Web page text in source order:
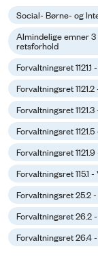
Social- Børne- og
Almindelige emner 3
retsforhold
Forvaltningsret
Forvaltningsret
Forvaltningsret
Forvaltningsret
Forvaltningsret
Forvaltningsret 115.1
Forvaltningsret 25.2
Forvaltningsret 26.2
Forvaltningsret 26.4